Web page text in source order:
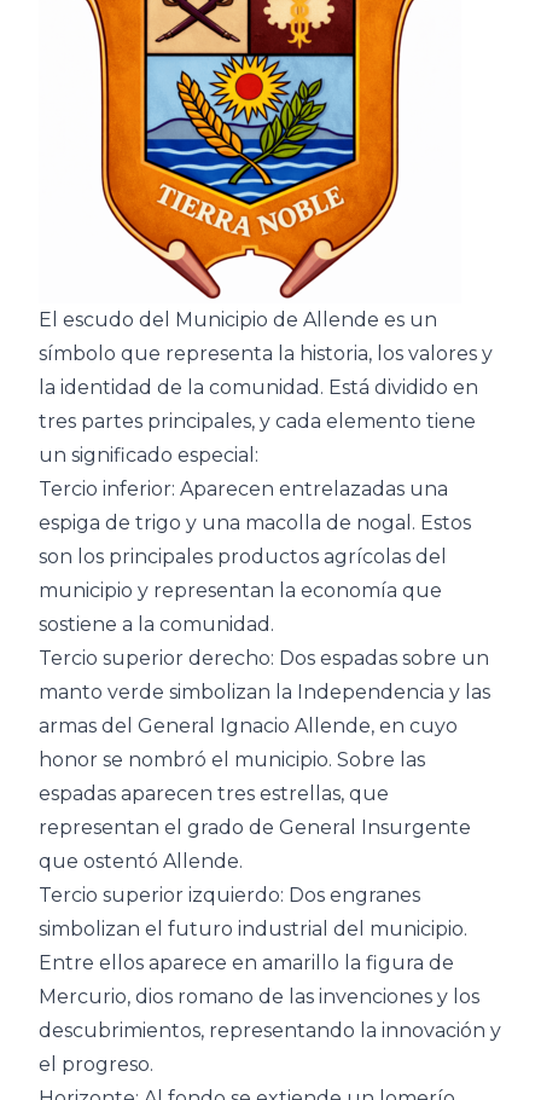
El escudo del Municipio de Allende es un
símbolo que representa la historia, los valores y
la identidad de la comunidad. Está dividido en
tres partes principales, y cada elemento tiene
un significado especial:
Tercio inferior: Aparecen entrelazadas una
espiga de trigo y una macolla de nogal. Estos
son los principales productos agrícolas del
municipio y representan la economía que
sostiene a la comunidad.
Tercio superior derecho: Dos espadas sobre un
manto verde simbolizan la Independencia y las
armas del General Ignacio Allende, en cuyo
honor se nombró el municipio. Sobre las
espadas aparecen tres estrellas, que
representan el grado de General Insurgente
que ostentó Allende.
Tercio superior izquierdo: Dos engranes
simbolizan el futuro industrial del municipio.
Entre ellos aparece en amarillo la figura de
Mercurio, dios romano de las invenciones y los
descubrimientos, representando la innovación y
el progreso.